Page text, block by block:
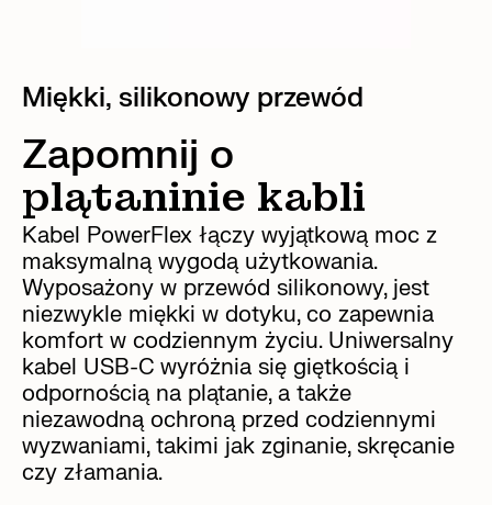
Miękki, silikonowy przewód
Zapomnij o
plątaninie kabli
Kabel PowerFlex łączy wyjątkową moc z
maksymalną wygodą użytkowania.
Wyposażony w przewód silikonowy, jest
niezwykle miękki w dotyku, co zapewnia
komfort w codziennym życiu. Uniwersalny
kabel USB-C wyróżnia się giętkością i
odpornością na plątanie, a także
niezawodną ochroną przed codziennymi
wyzwaniami, takimi jak zginanie, skręcanie
czy złamania.